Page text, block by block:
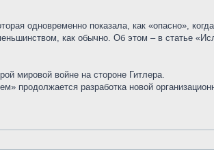
одновременно показала, как «опасно», когда
как обычно. Об этом – в статье
мировой войне на стороне Гитлера.
продолжается разработка новой